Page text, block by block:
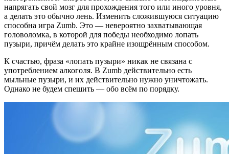
напрягать свой мозг для прохождения того или иного уровня,
а делать это обычно лень. Изменить сложившуюся ситуацию
способна игра Zumb. Это — невероятно захватывающая
головоломка, в которой для победы необходимо лопать
пузыри, причём делать это крайне изощрённым способом.
К счастью, фраза «лопать пузыри» никак не связана с
употреблением алкоголя. В Zumb действительно есть
мыльные пузыри, и их действительно нужно уничтожать.
Однако не будем спешить — обо всём по порядку.